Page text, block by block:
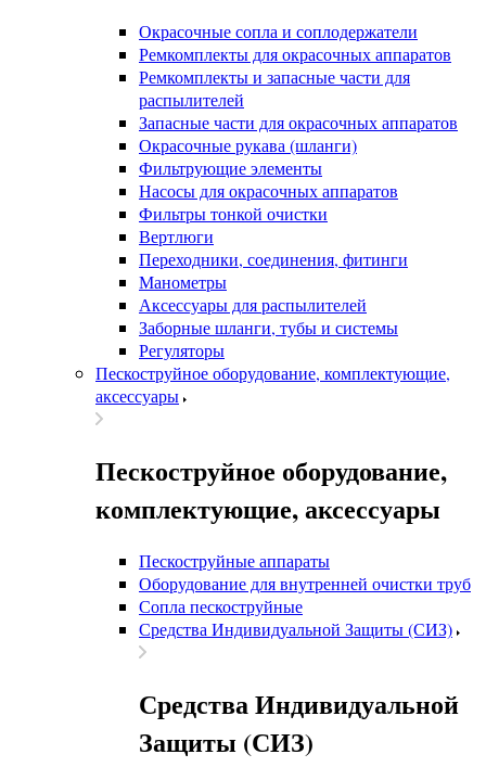
Окрасочные сопла и соплодержатели
Ремкомплекты для окрасочных аппаратов
Ремкомплекты и запасные части для
распылителей
Запасные части для окрасочных аппаратов
Окрасочные рукава (шланги)
Фильтрующие элементы
Насосы для окрасочных аппаратов
Фильтры тонкой очистки
Вертлюги
Переходники, соединения, фитинги
Манометры
Аксессуары для распылителей
Заборные шланги, тубы и системы
Регуляторы
Пескоструйное оборудование, комплектующие,
аксессуары
Пескоструйное оборудование,
комплектующие, аксессуары
Пескоструйные аппараты
Оборудование для внутренней очистки труб
Сопла пескоструйные
Средства Индивидуальной Защиты (СИЗ)
Средства Индивидуальной
Защиты (СИЗ)